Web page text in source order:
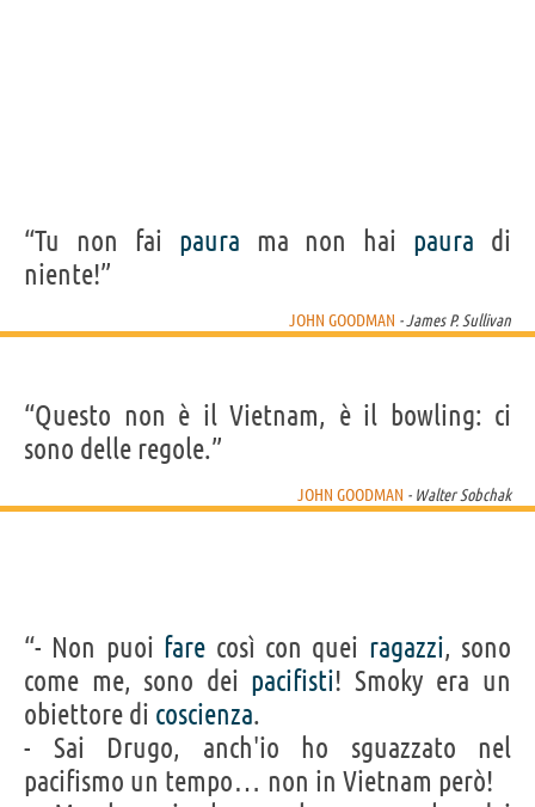
“Tu non fai paura ma non hai paura di
niente!”
JOHN GOODMAN - James P. Sullivan
“Questo non è il Vietnam, è il bowling: ci
sono delle regole.”
JOHN GOODMAN - Walter Sobchak
“- Non puoi fare così con quei ragazzi, sono
come me, sono dei pacifisti! Smoky era un
obiettore di coscienza.
- Sai Drugo, anch'io ho sguazzato nel
pacifismo un tempo… non in Vietnam però!